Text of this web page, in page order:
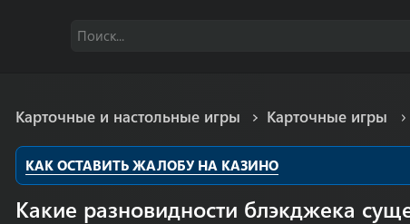
Карточные и настольные игры Карточные игры
КАК ОСТАВИТЬ ЖАЛОБУ НА КАЗИНО
Какие разновидности блэкджека